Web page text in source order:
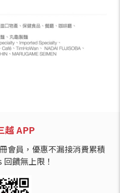
越 APP
會員，優惠不漏接消費累積
饋無上限！